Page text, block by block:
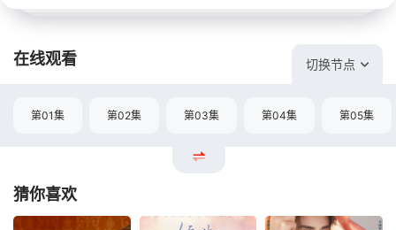
在线观看 切换节点
第01集 第02集 第03集 第04集 第05集
猜你喜欢